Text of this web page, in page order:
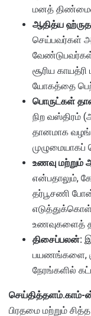
மனத்
ஆதித்ய
செய்பவர்கள்
சூரிய
யோகத்தை
பொருட்கள்
நிற
தானமாக
முழுமையாகப்
உணவு மற்றும்
என்பதாலும்,
தர்பூசணி
உணவுகளைத்
திசைப்பலன்:
பயணங்களை,
நேரங்களில்
செய்தித்தளம்.காம்-ன்
பிரதமை மற்றும்